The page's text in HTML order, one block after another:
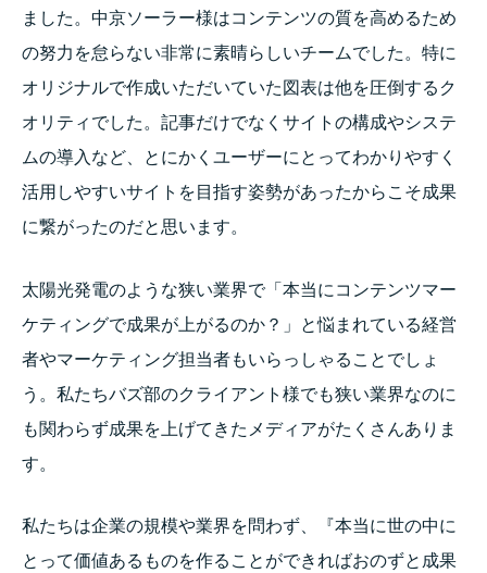
ました。中京ソーラー様はコンテンツの質を高めるため
の努力を怠らない非常に素晴らしいチームでした。特に
オリジナルで作成いただいていた図表は他を圧倒するク
オリティでした。記事だけでなくサイトの構成やシステ
ムの導入など、とにかくユーザーにとってわかりやすく
活用しやすいサイトを目指す姿勢があったからこそ成果
に繋がったのだと思います。
太陽光発電のような狭い業界で「本当にコンテンツマー
ケティングで成果が上がるのか？」と悩まれている経営
者やマーケティング担当者もいらっしゃることでしょ
う。私たちバズ部のクライアント様でも狭い業界なのに
も関わらず成果を上げてきたメディアがたくさんありま
す。
私たちは企業の規模や業界を問わず、『本当に世の中に
とって価値あるものを作ることができればおのずと成果